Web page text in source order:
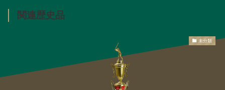
関連歴史品
未分類